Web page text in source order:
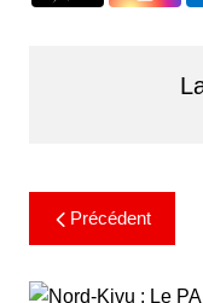
Précédent